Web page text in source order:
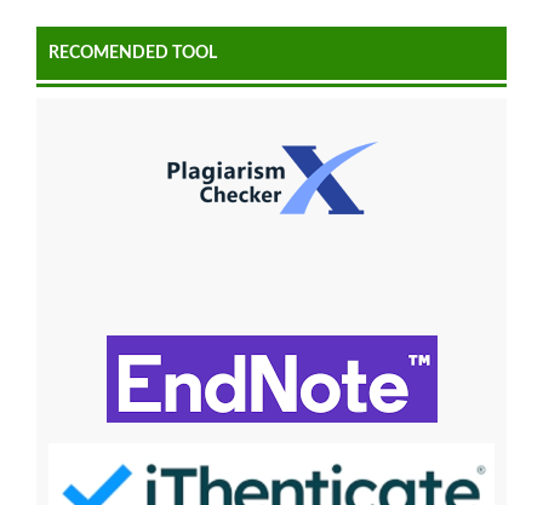
RECOMENDED TOOL